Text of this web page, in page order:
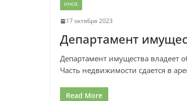
ИНОЕ
17 октября 2023
Департамент
Департамент имущества
Часть недвижимости сдается в
Read More